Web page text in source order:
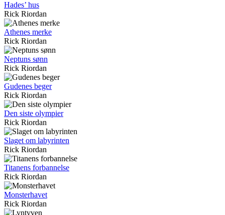
Hades’ hus
Rick Riordan
Athenes merke
Rick Riordan
Neptuns sønn
Rick Riordan
Gudenes beger
Rick Riordan
Den siste olympier
Rick Riordan
Slaget om labyrinten
Rick Riordan
Titanens forbannelse
Rick Riordan
Monsterhavet
Rick Riordan